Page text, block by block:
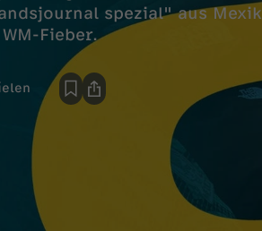
spezial" aus
Fieber.